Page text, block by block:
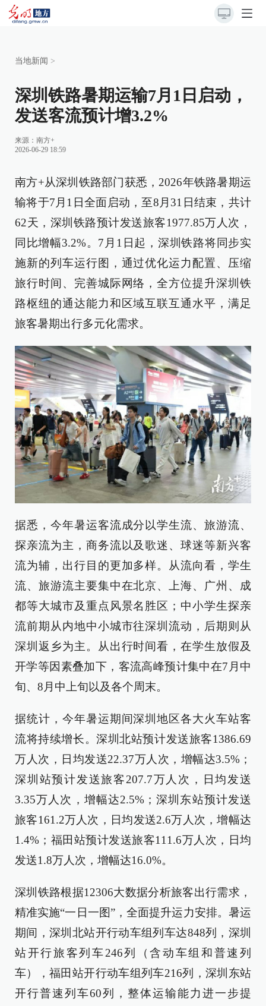
当地新闻 >
深圳铁路暑期运输7月1日启动，
发送客流预计增3.2%
来源： 南方+
2026-06-29 18:59
南方+从深圳铁路部门获悉，2026年铁路暑期运
输将于7月1日全面启动，至8月31日结束，共计
62天，深圳铁路预计发送旅客1977.85万人次，
同比增幅3.2%。7月1日起，深圳铁路将同步实
施新的列车运行图，通过优化运力配置、压缩
旅行时间、完善城际网络，全方位提升深圳铁
路枢纽的通达能力和区域互联互通水平，满足
旅客暑期出行多元化需求。
据悉，今年暑运客流成分以学生流、旅游流、
探亲流为主，商务流以及歌迷、球迷等新兴客
流为辅，出行目的更加多样。从流向看，学生
流、旅游流主要集中在北京、上海、广州、成
都等大城市及重点风景名胜区；中小学生探亲
流前期从内地中小城市往深圳流动，后期则从
深圳返乡为主。从出行时间看，在学生放假及
开学等因素叠加下，客流高峰预计集中在7月中
旬、8月中上旬以及各个周末。
据统计，今年暑运期间深圳地区各大火车站客
流将持续增长。深圳北站预计发送旅客1386.69
万人次，日均发送22.37万人次，增幅达3.5%；
深圳站预计发送旅客207.7万人次，日均发送
3.35万人次，增幅达2.5%；深圳东站预计发送
旅客161.2万人次，日均发送2.6万人次，增幅达
1.4%；福田站预计发送旅客111.6万人次，日均
发送1.8万人次，增幅达16.0%。
深圳铁路根据12306大数据分析旅客出行需求，
精准实施“一日一图”，全面提升运力安排。暑运
期间，深圳北站开行动车组列车达848列，深圳
站开行旅客列车246列（含动车组和普速列
车），福田站开行动车组列车216列，深圳东站
开行普速列车60列，整体运输能力进一步提